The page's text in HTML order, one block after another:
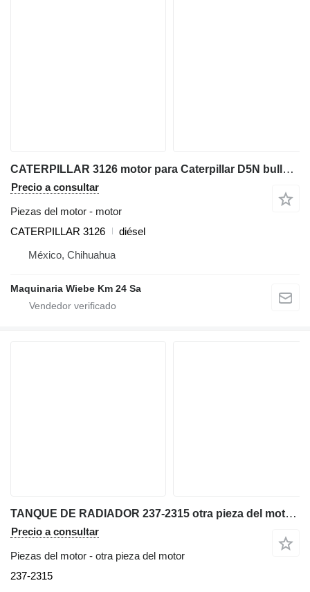
CATERPILLAR 3126 motor para Caterpillar D5N bulldozer
Precio a consultar
Piezas del motor - motor
CATERPILLAR 3126
diésel
México, Chihuahua
Maquinaria Wiebe Km 24 Sa
TANQUE DE RADIADOR 237-2315 otra pieza del motor para Caterpillar D9R,D9N,D8L bulldozer
Precio a consultar
Piezas del motor - otra pieza del motor
237-2315